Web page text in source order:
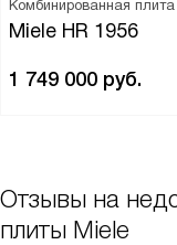
Комбинированная плита
Miele HR 1956
1 749 000 руб.
Отзывы на
плиты Miele